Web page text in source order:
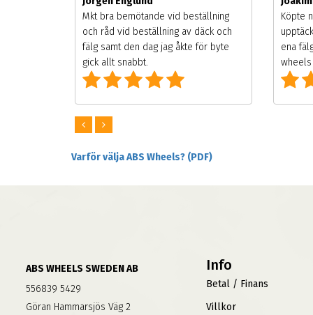
Mkt bra bemötande vid beställning
och råd vid beställning av däck och
fälg samt den dag jag åkte för byte
gick allt snabbt.
Köpte
ena
Varför välja ABS Wheels? (PDF)
ABS WHEELS SWEDEN AB
556839 5429
Göran Hammarsjös Väg 2
Info
Betal / Finans
Villkor